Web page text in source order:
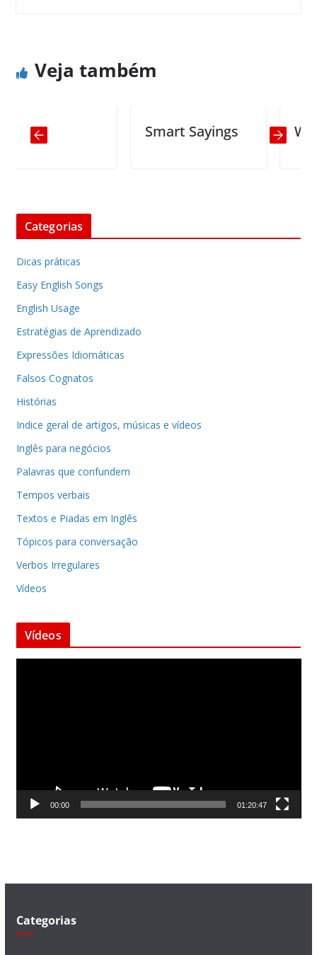
Veja também
Smart Sayings Why
Categorias
Dicas práticas
Easy English Songs
English Usage
Estratégias de Aprendizado
Expressões Idiomáticas
Falsos Cognatos
Histórias
Indice geral de artigos, músicas e vídeos
Inglês para negócios
Palavras que confundem
Tempos verbais
Textos e Piadas em Inglês
Tópicos para conversação
Verbos Irregulares
Vídeos
Vídeos
d
00:00 01:20:47
Categorias